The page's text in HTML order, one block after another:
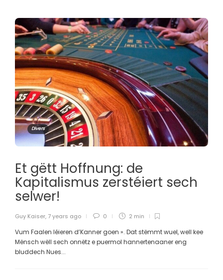
Divers
Et gëtt Hoffnung: de
Kapitalismus zerstéiert sech
selwer!
Guy Kaiser, 7 years ago 0 2 min
Vum Faalen léieren d’Kanner goen ». Dat stëmmt wuel, well kee
Mënsch wëll sech onnëtz e puermol hannertenaaner eng
bluddech Nues...